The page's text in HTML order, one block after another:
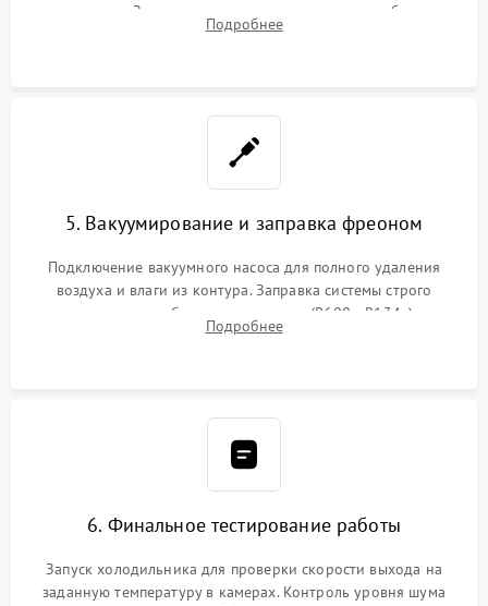
осушителя. Замена изношенных вентиляторов обдува,
сломанных заслонок или поврежденных дверных петель.
Подробнее
5. Вакуумирование и заправка фреоном
Подключение вакуумного насоса для полного удаления
воздуха и влаги из контура. Заправка системы строго
дозированным объемом хладагента (R600a, R134a) по
электронным весам. Контроль рабочего давления в системе.
Подробнее
6. Финальное тестирование работы
Запуск холодильника для проверки скорости выхода на
заданную температуру в камерах. Контроль уровня шума